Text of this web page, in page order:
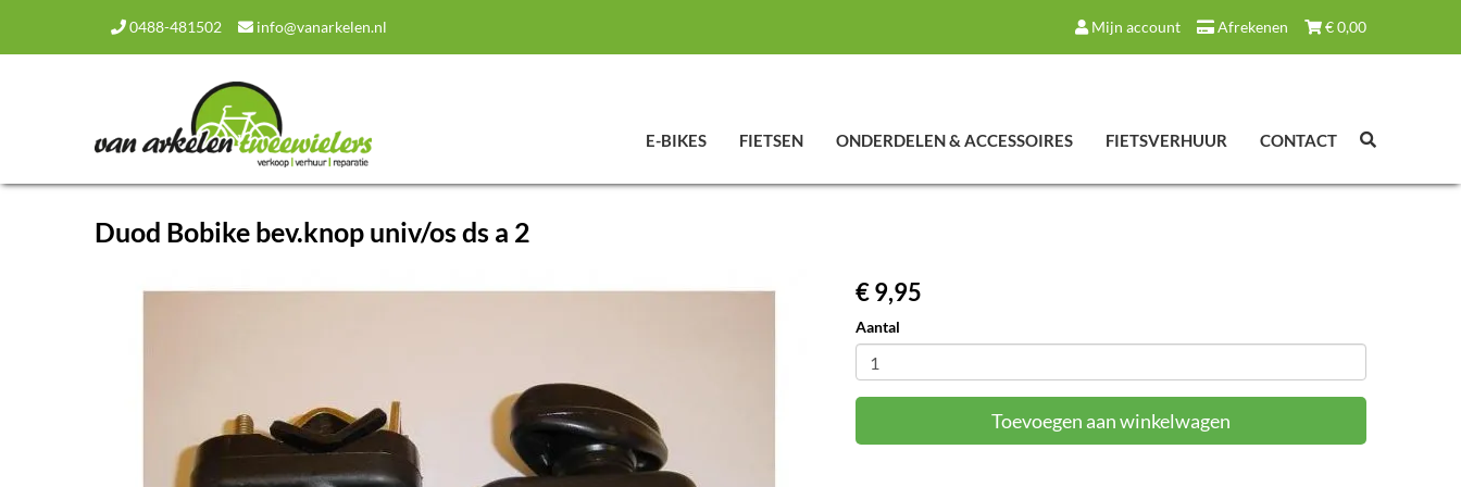
0488-481502 info@vanarkelen.nl €0,00
Afrekenen
Mijn account
E-BIKES FIETSEN ONDERDELEN & ACCESSOIRES FIETSVERHUUR CONTACT
Duod Bobike bev.knop univ/os ds a 2
€ 9,95
Aantal
Toevoegen aan winkelwagen